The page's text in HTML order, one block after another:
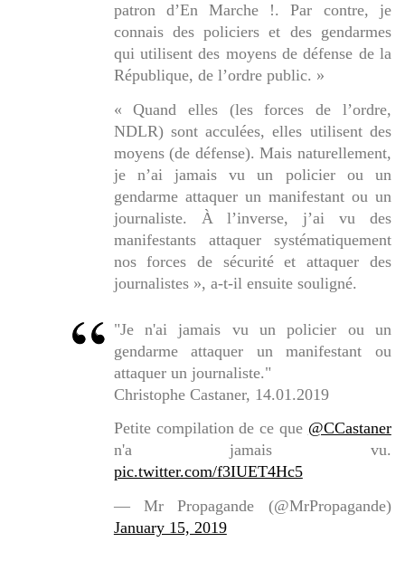
patron d’En Marche !. Par contre, je
connais des policiers et des gendarmes
qui utilisent des moyens de défense de la
République, de l’ordre public. »
« Quand elles (les forces de l’ordre,
NDLR) sont acculées, elles utilisent des
moyens (de défense). Mais naturellement,
je n’ai jamais vu un policier ou un
gendarme attaquer un manifestant ou un
journaliste. À l’inverse, j’ai vu des
manifestants attaquer systématiquement
nos forces de sécurité et attaquer des
journalistes », a-t-il ensuite souligné.
"Je n'ai jamais vu un policier ou un
gendarme attaquer un manifestant ou
attaquer un journaliste."
Christophe Castaner, 14.01.2019
Petite compilation de ce que @CCastaner
n'a jamais vu.
pic.twitter.com/f3IUET4Hc5
— Mr Propagande (@MrPropagande)
January 15, 2019